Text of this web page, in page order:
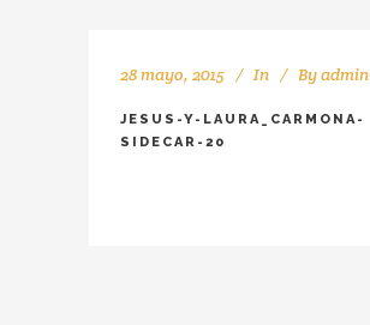
28 mayo, 2015 In Byadmin
JESUS-Y-LAURA_CARMONA-
SIDECAR-20